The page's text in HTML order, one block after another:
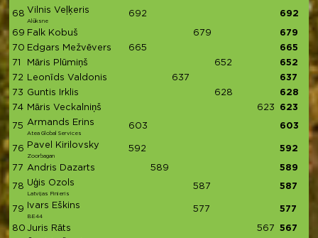
68 Vilnis Veļķeris
Alūksne
692 692
69 Falk Kobuš 679
679
70 Edgars Mežvēvers 665
665
71
Māris Plūmiņš 652
652
72
Leonīds Valdonis 637
637
73
Guntis Irklis 628
628
74
Māris Veckalniņš 623 623
75 Armands Erins
Atea Global Services
603 603
76 Pavel Kirilovsky
Zoorbagan
592 592
77 Andris Dazarts 589 589
78 Uģis Ozols
Latvijas Finieris
587 587
79 Ivars Eškins
BE44
577 577
80 Juris Rāts 567
567